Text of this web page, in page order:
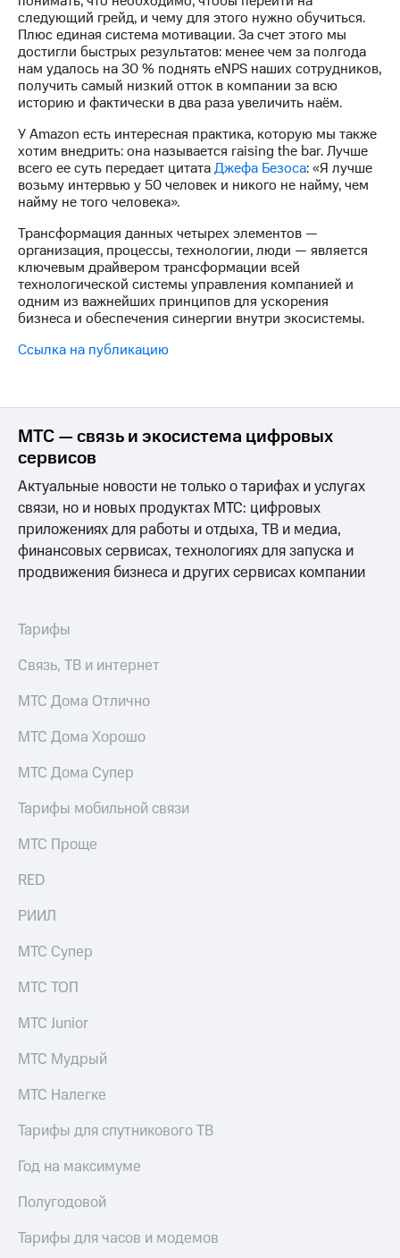
следующий грейд, и чему для этого нужно обучиться.
Плюс единая система мотивации. За счет этого мы
достигли быстрых результатов: менее чем за полгода
нам удалось на 30 % поднять eNPS наших сотрудников,
получить самый низкий отток в компании за всю
историю и фактически в два раза увеличить наём.
У Amazon есть интересная практика, которую мы также
хотим внедрить: она называется raising the bar. Лучше
всего ее суть передает цитатаДжефа Безоса: «Я лучше
возьму интервью у 50 человек и никого не найму, чем
найму не того человека».
Трансформация данных четырех элементов —
организация, процессы, технологии, люди — является
ключевым драйвером трансформации всей
технологической системы управления компанией и
одним из важнейших принципов для ускорения
бизнеса и обеспечения синергии внутри экосистемы.
Ссылка на публикацию
МТС — связь и экосистема цифровых
сервисов
Актуальные новости не только о тарифах и услугах
связи, но и новых продуктах МТС: цифровых
приложениях для работы и отдыха, ТВ и медиа,
финансовых сервисах, технологиях для запуска и
продвижения бизнеса и других сервисах компании
Тарифы
Связь, ТВ и интернет
МТС Дома Отлично
МТС Дома Хорошо
МТС Дома Супер
Тарифы мобильной связи
МТС Проще
RED
РИИЛ
МТС Супер
МТС ТОП
МТС Junior
МТС Мудрый
МТС Налегке
Тарифы для спутникового ТВ
Год на максимуме
Полугодовой
Тарифы для часов и модемов